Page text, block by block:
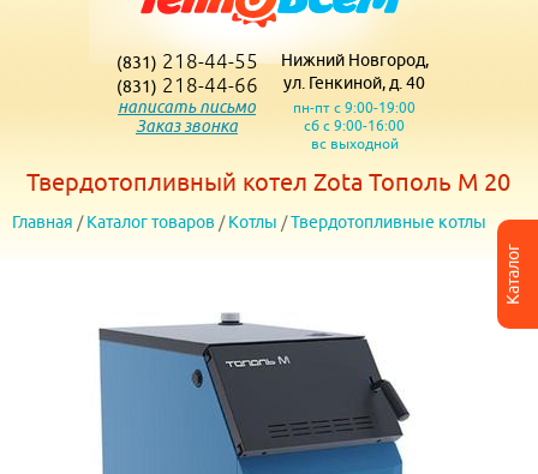
Каталог
(831) 218-44-55
(831) 218-44-66
написать письмо
Заказ звонка
Нижний Новгород,
ул. Генкиной, д. 40
пн-пт с 9:00-19:00
сб с 9:00-16:00
вс выходной
Твердотопливный котел Zota Тополь М 20
Главная / Каталог товаров / Котлы /Твердотопливные котлы